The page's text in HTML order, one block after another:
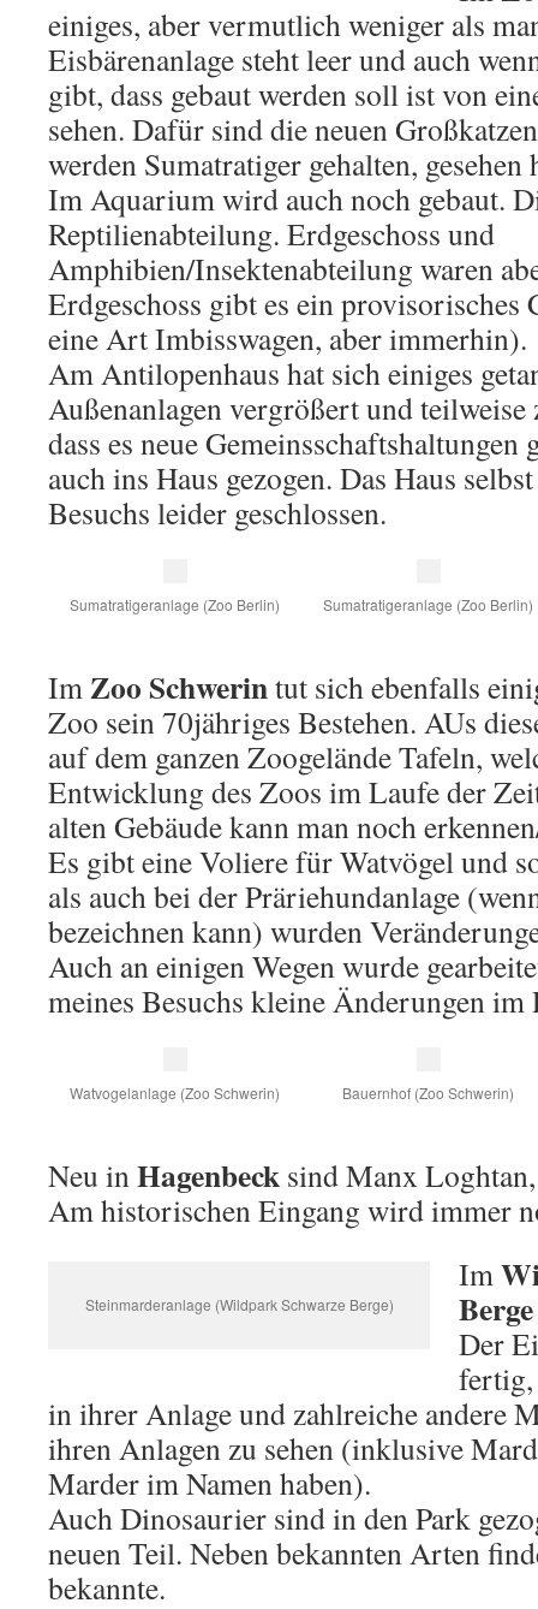
einiges, aber vermutlich weniger als
Eisbärenanlage steht leer und auch
gibt, dass gebaut werden soll ist von
sehen. Dafür sind die neuen
werden Sumatratiger gehalten,
Im Aquarium wird auch noch gebaut.
Reptilienabteilung. Erdgeschoss und
Amphibien/Insektenabteilung waren
Erdgeschoss gibt es ein provisorisches
eine Art Imbisswagen, aber immerhin).
Am Antilopenhaus hat sich einiges
Außenanlagen vergrößert und teilweise
dass es neue
auch ins Haus gezogen. Das Haus
Besuchs leider geschlossen.
Sumatratigeranlage (Zoo Berlin) Sumatratigeranlage (Zoo Berlin)
ImZoo Schwerintut sich ebenfalls
Zoo sein 70jähriges Bestehen. AUs
auf dem ganzen Zoogelände Tafeln,
Entwicklung des Zoos im Laufe der
alten Gebäude kann man noch
Es gibt eine Voliere für Watvögel und
als auch bei der Präriehundanlage
bezeichnen kann) wurden
Auch an einigen Wegen wurde
meines Besuchs kleine Änderungen im
Watvogelanlage (Zoo Schwerin) Bauernhof (Zoo Schwerin)
Neu inHagenbeck sind Manx
Am historischen Eingang wird immer
Steinmarderanlage (Wildpark Schwarze Berge)
Im
Berge
Der
in ihrer Anlage und zahlreiche andere
ihren Anlagen zu sehen (inklusive
Marder im Namen haben).
Auch Dinosaurier sind in den Park
neuen Teil. Neben bekannten Arten
bekannte.